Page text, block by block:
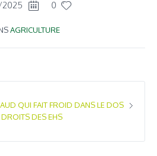
0
AGRICULTURE
QUI FAIT FROID DANS LE DOS
DES EHS